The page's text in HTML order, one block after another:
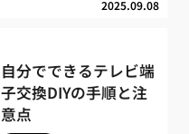
2025.09.08
自分でできるテレビ端
子交換DIYの手順と注
意点